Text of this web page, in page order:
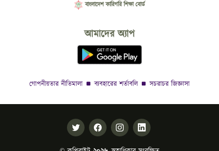
বাংলাদেশ কারিগরি শিক্ষা বোর্ড
আমাদের অ্যাপ
গোপনীয়তার নীতিমালা ব্যবহারের শর্তাবলি সচরাচর জিজ্ঞাসা